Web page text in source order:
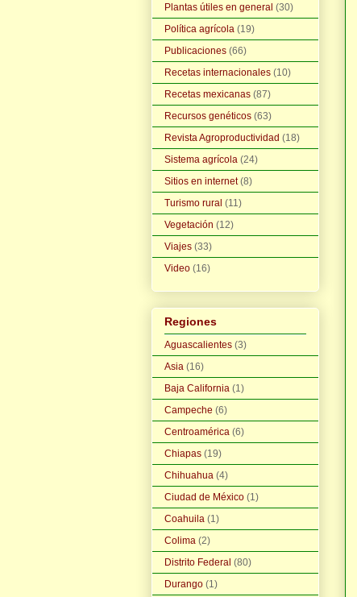
Plantas útiles en general (30)
Política agrícola (19)
Publicaciones (66)
Recetas internacionales (10)
Recetas mexicanas (87)
Recursos genéticos (63)
Revista Agroproductividad (18)
Sistema agrícola (24)
Sitios en internet (8)
Turismo rural (11)
Vegetación (12)
Viajes (33)
Video (16)
Regiones
Aguascalientes (3)
Asia (16)
Baja California (1)
Campeche (6)
Centroamérica (6)
Chiapas (19)
Chihuahua (4)
Ciudad de México (1)
Coahuila (1)
Colima (2)
Distrito Federal (80)
Durango (1)